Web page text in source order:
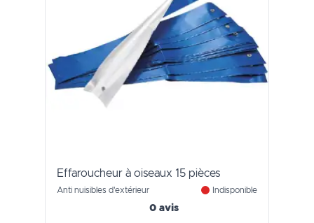
Effaroucheur à oiseaux 15 pièces
Anti nuisibles d'extérieur Indisponible
0 avis